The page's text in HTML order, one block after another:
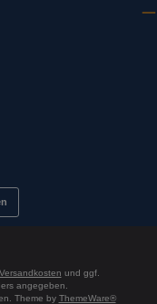
Versandkosten und ggf.
angegeben.
Theme by ThemeWare®